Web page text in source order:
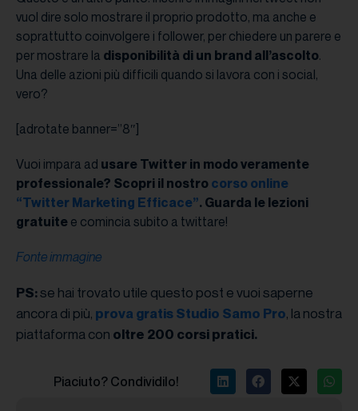
vuol dire solo mostrare il proprio prodotto, ma anche e
soprattutto coinvolgere i follower, per chiedere un parere e
per mostrare la disponibilità di un brand all’ascolto.
Una delle azioni più difficili quando si lavora con i social,
vero?
[adrotate banner=”8″]
Vuoi impara ad usare Twitter in modo veramente
professionale? Scopri il nostro corso online
“Twitter Marketing Efficace”. Guarda le lezioni
gratuite e comincia subito a twittare!
Fonte immagine
PS:se hai trovato utile questo post e vuoi saperne
ancora di più, prova gratis Studio Samo Pro, la nostra
piattaforma con oltre 200 corsi pratici.
Piaciuto? Condividilo!